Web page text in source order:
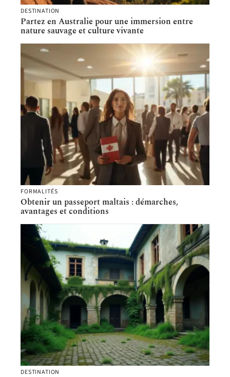
DESTINATION
Partez en Australie pour une immersion entre
nature sauvage et culture vivante
FORMALITÉS
Obtenir un passeport maltais : démarches,
avantages et conditions
DESTINATION